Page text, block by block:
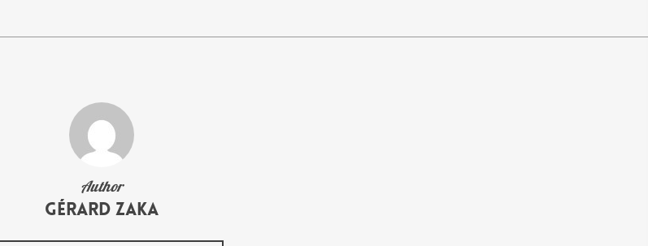
Author
Gérard Zaka